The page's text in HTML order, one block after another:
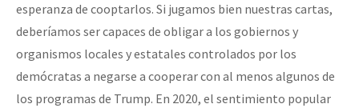
esperanza de cooptarlos. Si jugamos bien nuestras cartas,
deberíamos ser capaces de obligar a los gobiernos y
organismos locales y estatales controlados por los
demócratas a negarse a cooperar con al menos algunos de
los programas de Trump. En 2020, el sentimiento popular